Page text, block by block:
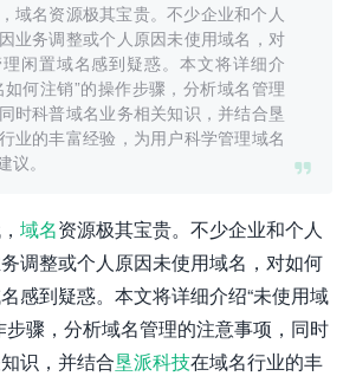

域名资源极其宝贵。不少企业和个人
业务调整或个人原因未使用域名，对
闲置域名感到疑惑。本文将详细介
如何注销”的操作步骤，分析域名管理
时科普域名业务相关知识，并结合垦
业的丰富经验，为用户科学管理域名
议。
域名资源极其宝贵。不少企业和个人
调整或个人原因未使用域名，对如何
感到疑惑。本文将详细介绍“未使用域
步骤，分析域名管理的注意事项，同时
识，并结合垦派科技在域名行业的丰